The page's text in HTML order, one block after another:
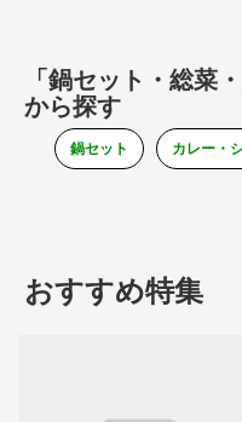
「鍋セット・総菜
から探す
鍋セット カレー・
おすすめ特集